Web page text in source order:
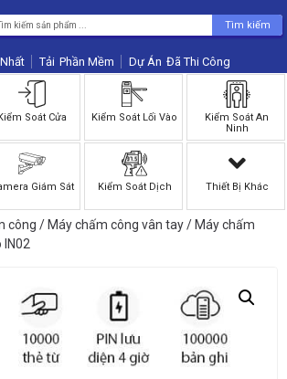
Tìm kiếm
Phần Mềm Dự Án
Kiểm Soát Cửa Kiểm Soát Lối Vào
Kiểm Soát An
Ninh
Giám Sát Kiểm Soát Dịch Thiết Bị Khác
công /Máy chấm công vân tay/ Máy chấm
IN02